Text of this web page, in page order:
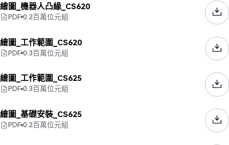
繪圖_機器人凸緣_CS620
PDF 0.2百萬位元組
繪圖_工作範圍_CS620
PDF 0.3百萬位元組
繪圖_工作範圍_CS625
PDF 0.3百萬位元組
繪圖_基礎安裝_CS625
PDF 0.2百萬位元組